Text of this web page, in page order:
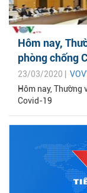
Hôm nay,
phòng chống
23/03/2020 |
Hôm nay, Thường
Covid-19